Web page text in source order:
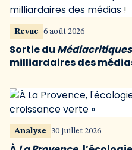
Revue 6 août 2026
Sortie du Médiacritiques
milliardaires des
Analyse 30 juillet 2026